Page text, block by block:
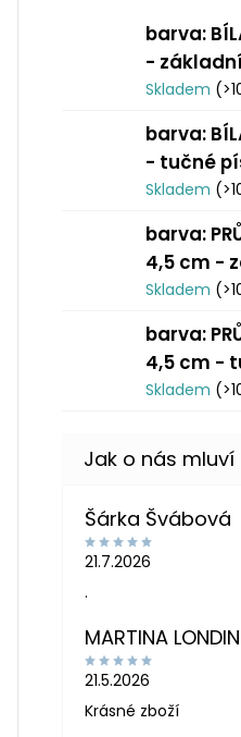
barva:
-
Skladem
barva:
- tučné
Skladem
barva:
4,5 cm -
Skladem
barva:
4,5 cm -
Skladem
Šárka Švábová
21.7.2026
.
MARTINA
21.5.2026
Krásné zboží